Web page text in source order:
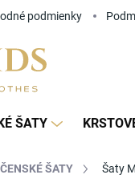
podmienky
ŠATY
ŠATY Šaty